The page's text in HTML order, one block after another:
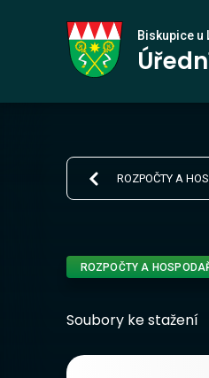
u
Biskupice u
ROZPOČTY A
ROZPOČTY A
Soubory ke stažení